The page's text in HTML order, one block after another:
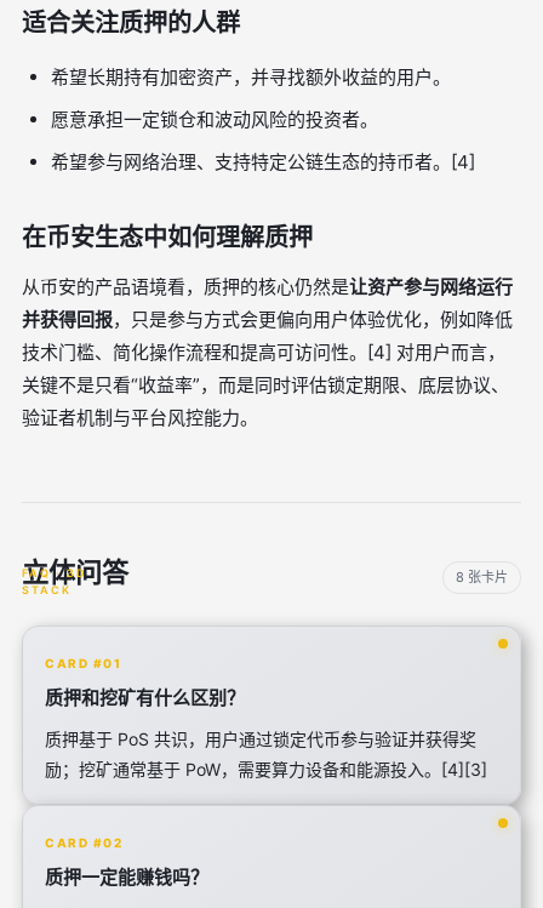
适合关注质押的人群
希望长期持有加密资产，并寻找额外收益的用户。
愿意承担一定锁仓和波动风险的投资者。
希望参与网络治理、支持特定公链生态的持币者。[4]
在币安生态中如何理解质押
从币安的产品语境看，质押的核心仍然是让资产参与网络运行
并获得回报，只是参与方式会更偏向用户体验优化，例如降低
技术门槛、简化操作流程和提高可访问性。[4] 对用户而言，
关键不是只看“收益率”，而是同时评估锁定期限、底层协议、
验证者机制与平台风控能力。
立体问答 8 张卡片
CARD #01
质押和挖矿有什么区别？
质押基于 PoS 共识，用户通过锁定代币参与验证并获得奖
励；挖矿通常基于 PoW，需要算力设备和能源投入。[4][3]
CARD #02
质押一定能赚钱吗？